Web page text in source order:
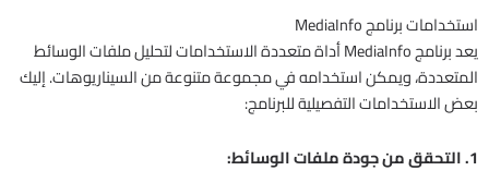
استخدامات برنامج MediaInfo
يعد برنامج MediaInfo أداة متعددة الاستخدامات لتحليل ملفات الوسائط
المتعددة، ويمكن استخدامه في مجموعة متنوعة من السيناريوهات. إليك
بعض الاستخدامات التفصيلية للبرنامج:
1. التحقق من جودة ملفات الوسائط: